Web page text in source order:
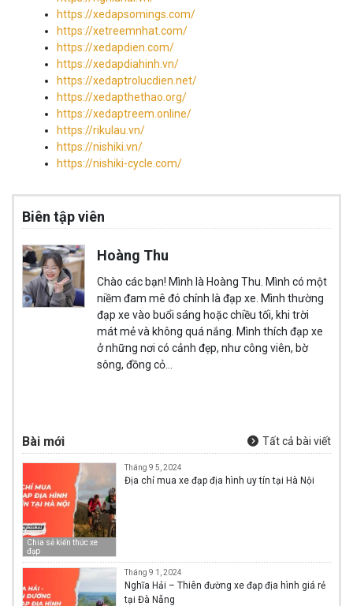
https://xedapsomings.com/
https://xetreemnhat.com/
https://xedapdien.com/
https://xedapdiahinh.vn/
https://xedaptrolucdien.net/
https://xedapthethao.org/
https://xedaptreem.online/
https://rikulau.vn/
https://nishiki.vn/
https://nishiki-cycle.com/
Biên tập viên
Hoàng Thu
Chào các bạn! Mình là Hoàng Thu. Mình có một
niềm đam mê đó chính là đạp xe. Mình thường
đạp xe vào buổi sáng hoặc chiều tối, khi trời
mát mẻ và không quá nắng. Mình thích đạp xe
ở những nơi có cảnh đẹp, như công viên, bờ
sông, đồng cỏ…
Bài mới Tất cả bài viết
Chia sẻ kiến thức xe
đạp
Tháng 9 5, 2024
Địa chỉ mua xe đạp địa hình uy tín tại Hà Nội
Tháng 9 1, 2024
Nghĩa Hải – Thiên đường xe đạp địa hình giá rẻ
tại Đà Nẵng